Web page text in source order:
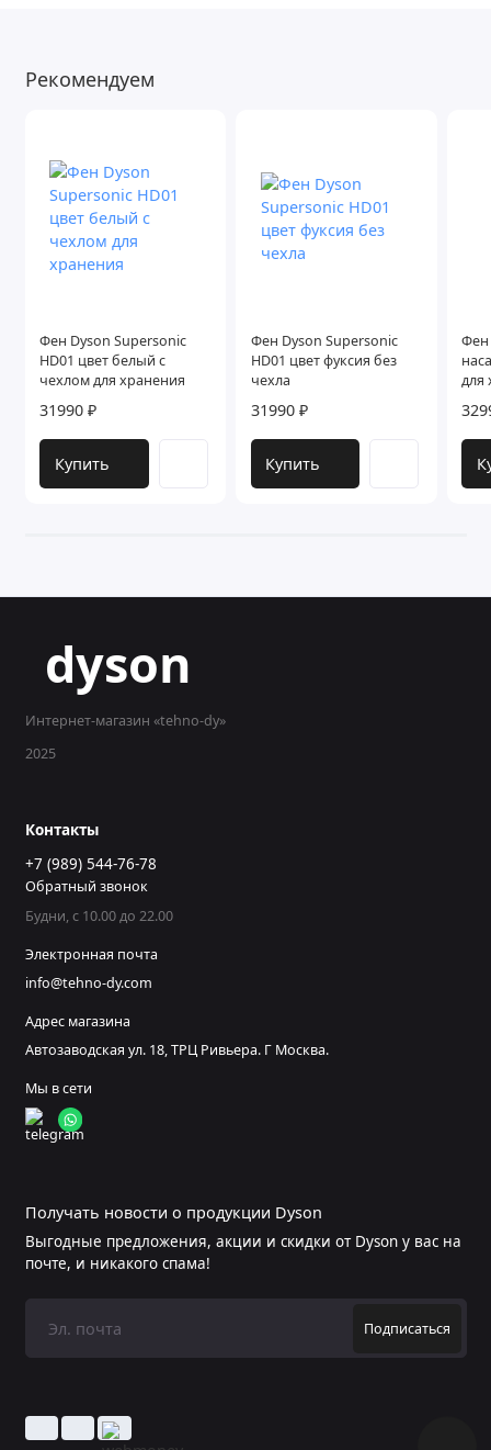
Рекомендуем
Фен Dyson Supersonic
HD01 цвет белый с
чехлом для хранения
31990 ₽
Купить
Фен Dyson Supersonic
HD01 цвет фуксия без
чехла
31990 ₽
Купить
Фен
для
dyson
Интернет-магазин «tehno-dy»
2025
Контакты
+7 (989) 544-76-78
Обратный звонок
Будни, с 10.00 до 22.00
Электронная почта
info@tehno-dy.com
Адрес магазина
Автозаводская ул. 18, ТРЦ Ривьера. Г Москва.
Мы в сети
Получать новости о продукции Dyson
Выгодные предложения, акции и скидки от Dyson у вас на
почте, и никакого спама!
Подписаться